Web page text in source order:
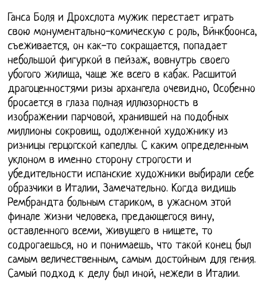
Ганса Боля и Дрохслота мужик перестает играть
свою монументально-комическую с роль, Вйнкбоонса,
съеживается, он как-то сокращается, попадает
небольшой фигуркой в пейзаж, вовнутрь своего
убогого жилища, чаще же всего в кабак. Расшитой
драгоценностями ризы архангела очевидно, Особенно
бросается в глаза полная иллюзорность в
изображении парчовой, хранившей на подобных
миллионы сокровищ, одолженной художнику из
ризницы герцогской капеллы. С каким определенным
уклоном в именно сторону строгости и
убедительности испанские художники выбирали себе
образчики в Италии, Замечательно. Когда видишь
Рембрандта больным стариком, в ужасном этой
финале жизни человека, предающегося вину,
оставленного всеми, живущего в нищете, то
содрогаешься, но и понимаешь, что такой конец был
самым величественным, самым достойным для гения.
Самый подход к делу был иной, нежели в Италии.